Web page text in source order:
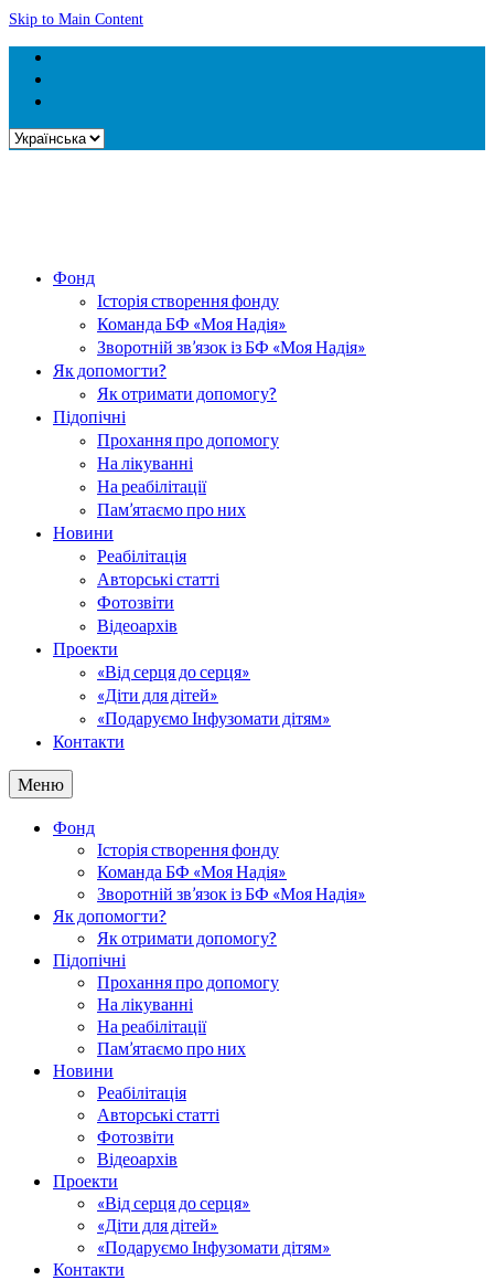
Skip to Main Content
Вибрати
Фонд
Історія створення фонду
Команда БФ «Моя Надія»
Зворотній зв’язок із БФ «Моя Надія»
Як допомогти?
Як отримати допомогу?
Підопічні
Прохання про допомогу
На лікуванні
На реабілітації
Пам’ятаємо про них
Новини
Реабілітація
Авторські статті
Фотозвіти
Відеоархів
Проекти
«Від серця до серця»
«Діти для дітей»
«Подаруємо Інфузомати дітям»
Контакти
Меню
Фонд
Історія створення фонду
Команда БФ «Моя Надія»
Зворотній зв’язок із БФ «Моя Надія»
Як допомогти?
Як отримати допомогу?
Підопічні
Прохання про допомогу
На лікуванні
На реабілітації
Пам’ятаємо про них
Новини
Реабілітація
Авторські статті
Фотозвіти
Відеоархів
Проекти
«Від серця до серця»
«Діти для дітей»
«Подаруємо Інфузомати дітям»
Контакти